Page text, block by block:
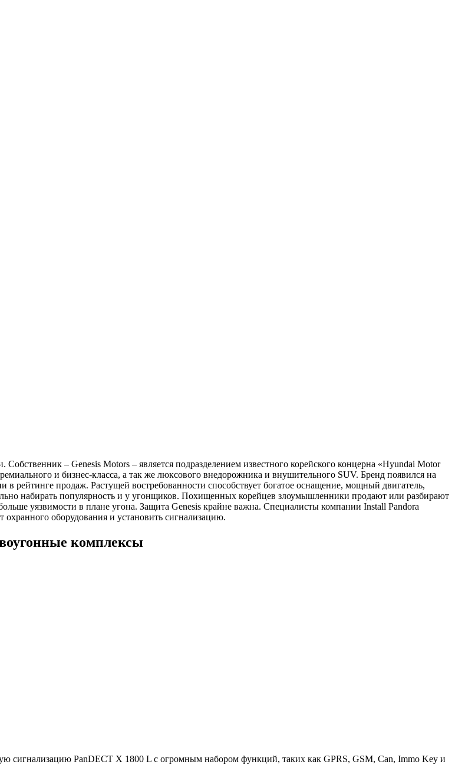
– Genesis Motors – является подразделением известного корейского концерна «Hyundai Motor
и бизнес-класса, а так же люксового внедорожника и внушительного SUV. Бренд появился на
рейтинге продаж. Растущей востребованности способствует богатое оснащение, мощный двигатель,
набирать популярность и у угонщиков. Похищенных корейцев злоумышленники продают или разбирают
уязвимости в плане угона. Защита Genesis крайне важна. Специалисты компании Install Pandora
оборудования и установить сигнализацию.
комплексы
PanDECT X 1800 L с огромным набором функций, таких как GPRS, GSM, Can, Immo Key и